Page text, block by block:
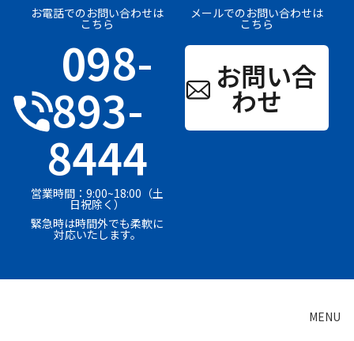
お電話でのお問い合わせは
こちら
098-
893-
8444
営業時間：9:00~18:00（土
日祝除く）
緊急時は時間外でも柔軟に
対応いたします。
メールでのお問い合わせは
こちら
お問い合
わせ
MENU